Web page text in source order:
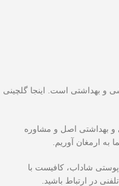
و بهداشتی است. اینجا گلچینی
و بهداشتی اصل و مشاوره
ارمغان آوریم.
شاداب، کافیست با
در ارتباط باشید.